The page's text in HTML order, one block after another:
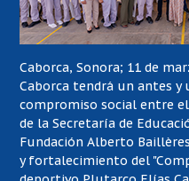
Caborca, Sonora; 11 de
Caborca tendrá un antes y
compromiso social entre
de la Secretaría de
Fundación Alberto
y fortalecimiento del